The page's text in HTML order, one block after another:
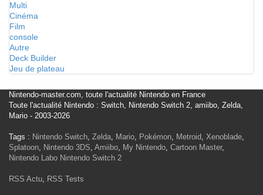
Multi
Cinéma
Film
console
Autre
Deck Builder
Jeu de plateau
Nintendo-master.com, toute l'actualité Nintendo en France
Toute l'actualité Nintendo : Switch, Nintendo Switch 2, amiibo, Zelda,
Mario - 2003-2026
Tags : Nintendo Switch, Zelda, Mario, Pokémon, Metroid, Xenoblade,
Splatoon, Nintendo 3DS, Amiibo, My Nintendo, Cartoon Master,
Nintendo Labo Nintendo Switch 2
RSS Actu, RSS Tests